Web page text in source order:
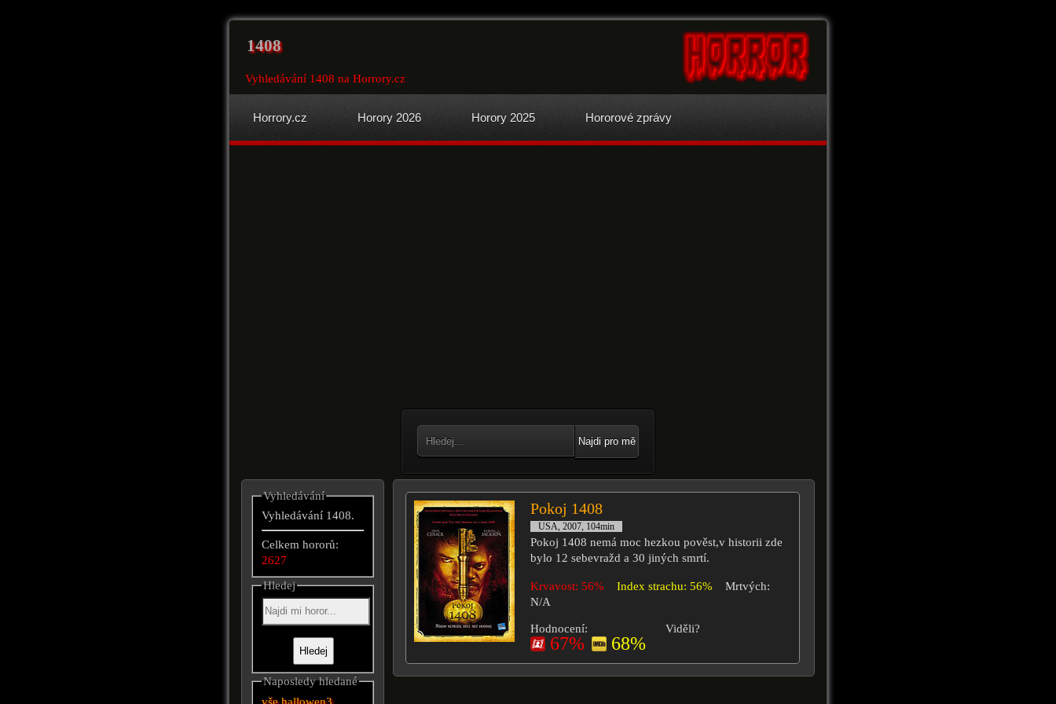
1408
Vyhledávání 1408 na Horrory.cz
Horrory.cz Horory 2026 Horory 2025 Hororové zprávy
Najdi pro mě
Pokoj 1408
USA, 2007, 104min
Pokoj 1408 nemá moc hezkou pověst,v historii zde
bylo 12 sebevražd a 30 jiných smrtí.
Krvavost: 56% Index strachu: 56%
Mrtvých:
N/A
Hodnocení:
67% 68%
Viděli?
Vyhledávání
Vyhledávání 1408.
Celkem hororů:
2627
Hledej
Naposledy hledané
vše hallowen3